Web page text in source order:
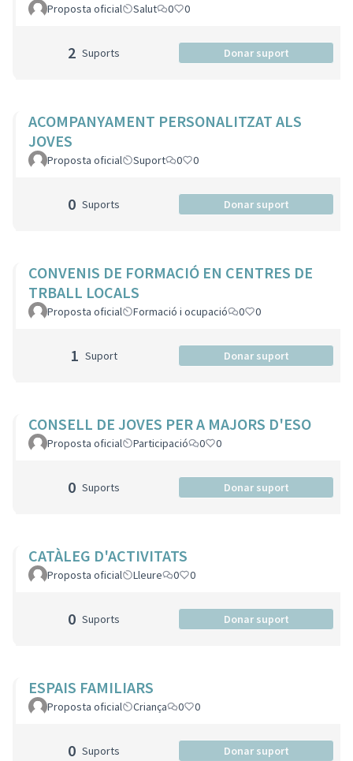
Proposta oficial Salut 0 0
2 Suports Donar suport
ACOMPANYAMENT PERSONALITZAT ALS
JOVES
Proposta oficial Suport 0 0
0 Suports Donar suport
CONVENIS DE FORMACIÓ EN CENTRES DE
TRBALL LOCALS
Proposta oficial Formació i ocupació 0 0
1 Suport Donar suport
CONSELL DE JOVES PER A MAJORS D'ESO
Proposta oficial Participació 0 0
0 Suports Donar suport
CATÀLEG D'ACTIVITATS
Proposta oficial Lleure 0 0
0 Suports Donar suport
ESPAIS FAMILIARS
Proposta oficial Criança 0 0
0 Suports Donar suport